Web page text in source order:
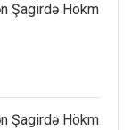
Şagirdə Hökm
Şagirdə Hökm